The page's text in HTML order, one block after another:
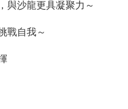
與沙龍更具凝聚力～
戰自我～